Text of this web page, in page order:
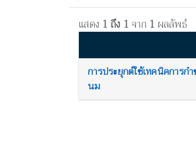
แสดง 1 ถึง 1จาก 1 ผลลัพธ์
การประยุกต์ใช้เทคนิคการก
นม